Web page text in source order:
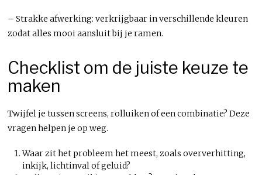
– Strakke afwerking: verkrijgbaar in verschillende kleuren
zodat alles mooi aansluit bij je ramen.
Checklist om de juiste keuze te
maken
Twijfel je tussen screens, rolluiken of een combinatie? Deze
vragen helpen je op weg.
Waar zit het probleem het meest, zoals oververhitting,
inkijk, lichtinval of geluid?